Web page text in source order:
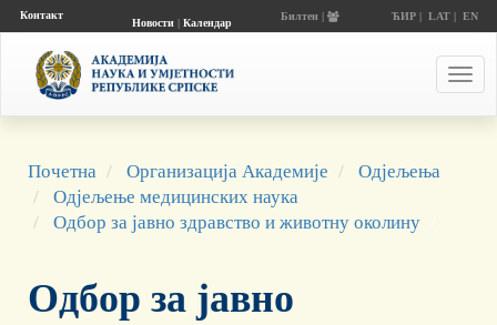
Контакт
Новости| Календар
Билтен | ЋИР| LAT| EN
Почетна Организација Академије
Одјељења
Одјељење медицинских наука
Одбор за јавно здравство и животну околину
Одбор за јавно